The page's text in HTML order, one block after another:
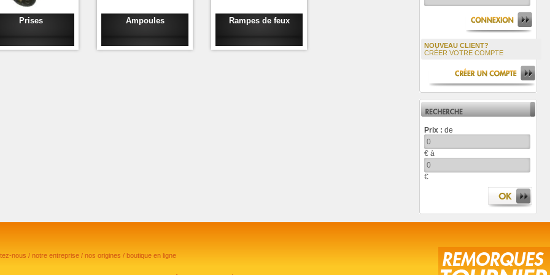
Prises Ampoules Rampes de feux
NOUVEAU CLIENT?
CRÉER VOTRE COMPTE
Prix : de
€ à
€
nous /notre entreprise /nos origines / boutique en ligne